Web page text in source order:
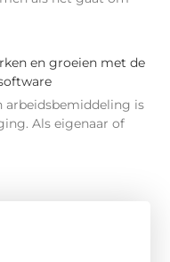
en groeien met de
arbeidsbemiddeling is
Als eigenaar of